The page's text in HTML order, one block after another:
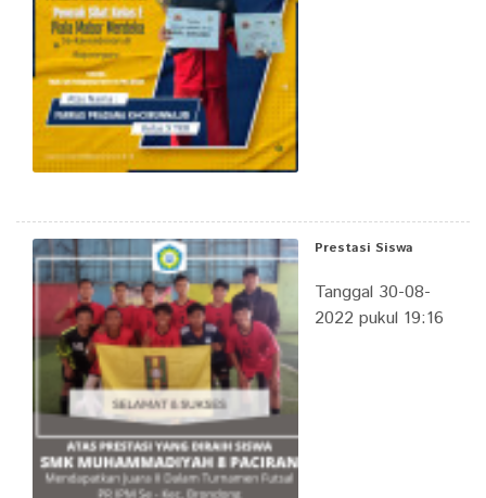
Prestasi Siswa
Tanggal 30-08-
2022 pukul 19:16